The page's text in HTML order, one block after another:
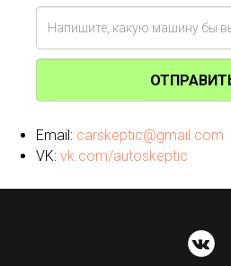
Email: carskeptic@gmail.com
VK: vk.com/autoskeptic